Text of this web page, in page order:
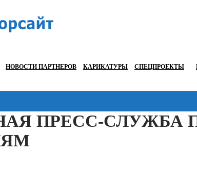
НОВОСТИ ПАРТНЕРОВ КАРИКАТУРЫ СПЕЦПРОЕКТЫ
ПРЕСС-СЛУЖБА